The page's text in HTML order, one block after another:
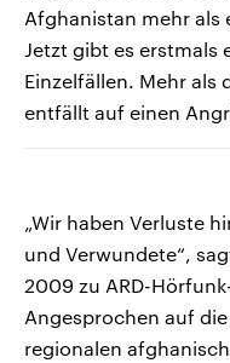
Afghanistan mehr als
Jetzt gibt es erstmals
Einzelfällen. Mehr als
entfällt auf einen
„Wir haben Verluste
und Verwundete“,
2009 zu ARD-
Angesprochen auf
regionalen